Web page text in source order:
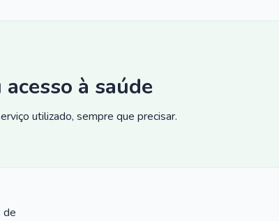
à saúde
utilizado, sempre que precisar.
de